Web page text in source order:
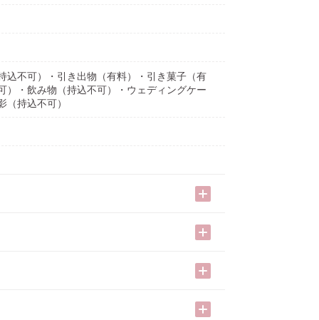
込不可）・引き出物（有料）・引き菓子（有
）・飲み物（持込不可）・ウェディングケー
持込不可）